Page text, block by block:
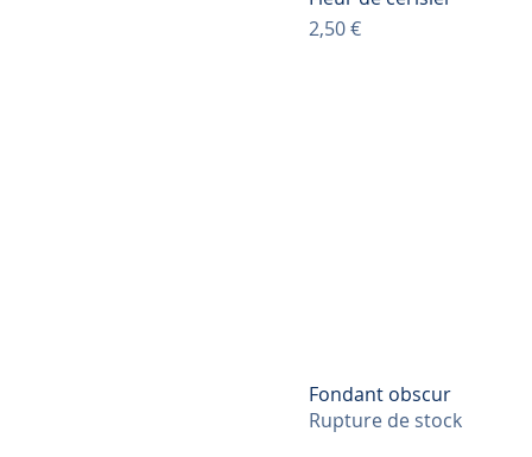
Prix
2,50 €
Fondant obscur
Rupture de stock